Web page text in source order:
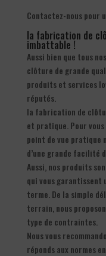
Contactez-nous pour
la fabrication de
imbattable !
Aussi bien que tous
clôture de grande
produits et services
réputés.
la fabrication de
et pratique. Pour
point de vue pratique
d’une grande facilité
Aussi, nos produits
qui vous
terme. De la simple
terrain, nous
type de contraintes.
Nous vous
réponds aux normes